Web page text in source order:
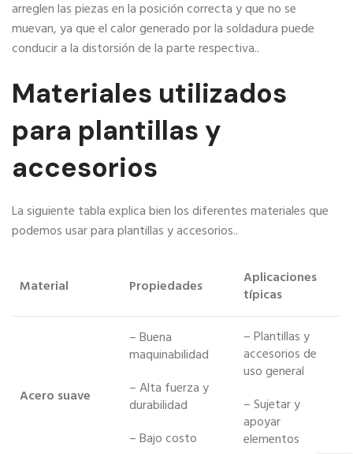
arreglen las piezas en la posición correcta y que no se
muevan, ya que el calor generado por la soldadura puede
conducir a la distorsión de la parte respectiva..
Materiales utilizados
para plantillas y
accesorios
La siguiente tabla explica bien los diferentes materiales que
podemos usar para plantillas y accesorios..
Material Propiedades
Aplicaciones
típicas
Acero suave
– Buena
maquinabilidad
– Alta fuerza y ​​
durabilidad
– Bajo costo
– Plantillas y
accesorios de
uso general
– Sujetar y
apoyar
elementos